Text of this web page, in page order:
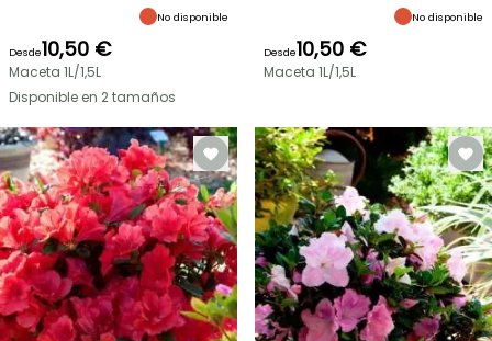
No disponible
Desde10,50 €
Maceta 1L/1,5L
Disponible en 2 tamaños
No disponible
Desde10,50 €
Maceta 1L/1,5L